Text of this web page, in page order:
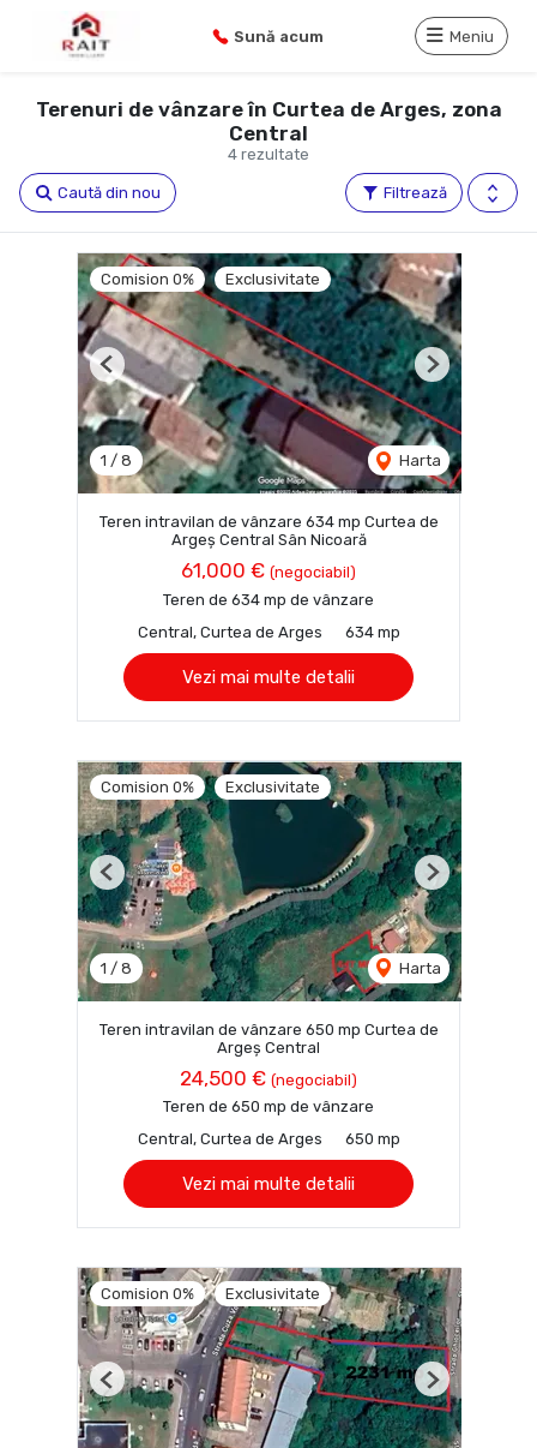
Sună acum Meniu
4 rezultate
Terenuri de vânzare în Curtea de Arges, zona
Central
Filtrează
Caută din nou
Comision 0% Exclusivitate
1 / 8 Harta
Previous Next
Teren intravilan de vânzare 634 mp Curtea de
Argeș Central Sân Nicoară
61,000 € (negociabil)
Teren de 634 mp de vânzare
Central, Curtea de Arges
634 mp
Vezi mai multe detalii
Comision 0% Exclusivitate
1 / 8 Harta
Previous Next
Teren intravilan de vânzare 650 mp Curtea de
Argeș Central
24,500 € (negociabil)
Teren de 650 mp de vânzare
Central, Curtea de Arges
650 mp
Vezi mai multe detalii
Comision 0% Exclusivitate
Previous Next